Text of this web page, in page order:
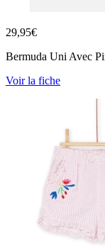
29,95€
Bermuda Uni Avec
Voir la fiche